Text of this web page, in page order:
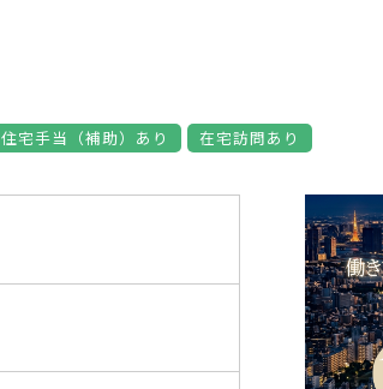
住宅手当（補助）あり 在宅訪問あり